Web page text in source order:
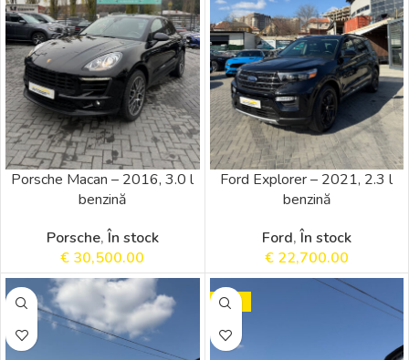
Porsche Macan – 2016, 3.0 l
benzină
Porsche,În stock
€ 30,500.00
Ford Explorer – 2021, 2.3 l
benzină
Ford,În stock
€22,700.00
SALE